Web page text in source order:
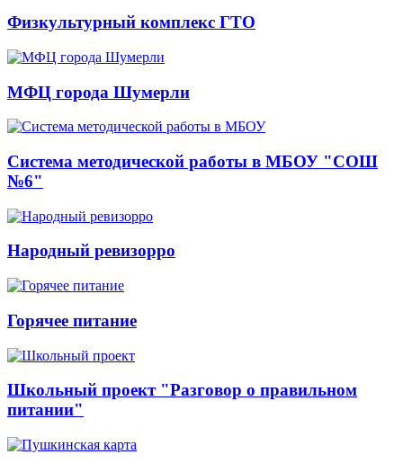
Физкультурный комплекс ГТО
МФЦ города Шумерли
Система методической работы в МБОУ "СОШ
№6"
Народный ревизорро
Горячее питание
Школьный проект "Разговор о правильном
питании"